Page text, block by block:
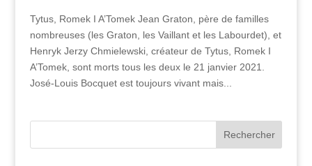
Tytus, Romek I A’Tomek Jean Graton, père de familles
nombreuses (les Graton, les Vaillant et les Labourdet), et
Henryk Jerzy Chmielewski, créateur de Tytus, Romek I
A’Tomek, sont morts tous les deux le 21 janvier 2021.
José-Louis Bocquet est toujours vivant mais...